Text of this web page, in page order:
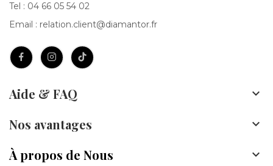
Tel : 04 66 05 54 02
Email : relation.client@diamantor.fr
Aide & FAQ 
Nos avantages 
À propos de Nous 